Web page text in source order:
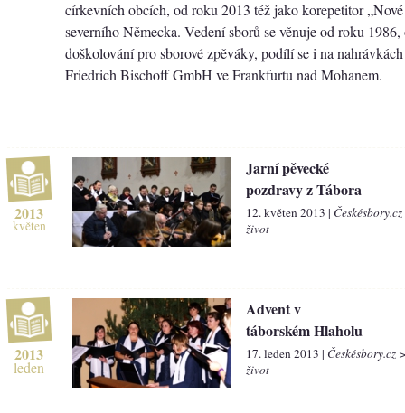
církevních obcích, od roku 2013 též jako korepetitor
severního Německa. Vedení sborů se věnuje od roku
doškolování pro sborové zpěváky, podílí se i na
Friedrich Bischoff GmbH ve Frankfurtu nad Mohanem.
2013
květen
Jarní pěvecké
pozdravy z Tábora
12. květen 2013 |
život
2013
leden
Advent v
táborském Hlaholu
17. leden 2013 | Českésbory.cz
život